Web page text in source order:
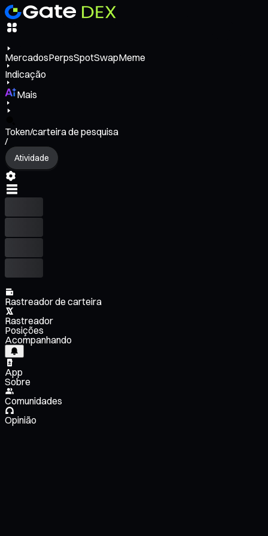
MercadosPerpsSpotSwapMeme
Indicação
Mais
Token/carteira de pesquisa
/
Atividade
Rastreador de carteira
Rastreador
Posições
Acompanhando
App
Sobre
Comunidades
Opinião